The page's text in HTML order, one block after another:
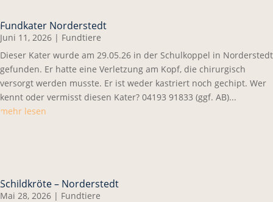
Fundkater Norderstedt
Juni 11, 2026 | Fundtiere
Dieser Kater wurde am 29.05.26 in der Schulkoppel in Norderstedt
gefunden. Er hatte eine Verletzung am Kopf, die chirurgisch
versorgt werden musste. Er ist weder kastriert noch gechipt. Wer
kennt oder vermisst diesen Kater? 04193 91833 (ggf. AB)...
mehr lesen
Schildkröte – Norderstedt
Mai 28, 2026 | Fundtiere